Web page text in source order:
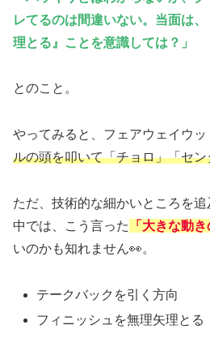
レてるのは間違いない。当面は
理とる』ことを意識しては？」
とのこと。
やってみると、フェアウェイウ
ルの頭を叩いて「チョロ」「セ
ただ、技術的な細かいところを
中では、こう言った
「大きな動き
いのかも知れません👀。
テークバックを引く方向
フィニッシュを無理矢理とる